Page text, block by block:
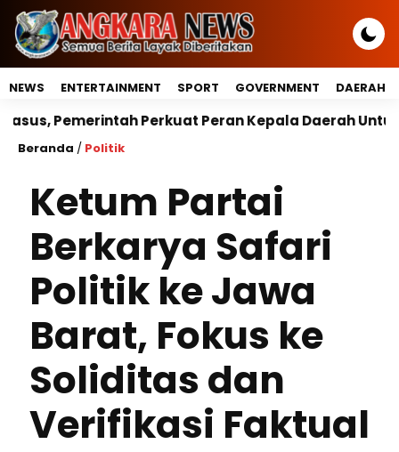
NEWS ENTERTAINMENT SPORT GOVERNMENT DAERAH
Perkuat Peran Kepala Daerah Untuk Perlindungan
Beranda / Politik
Ketum Partai
Berkarya Safari
Politik ke Jawa
Barat, Fokus ke
Soliditas dan
Verifikasi Faktual